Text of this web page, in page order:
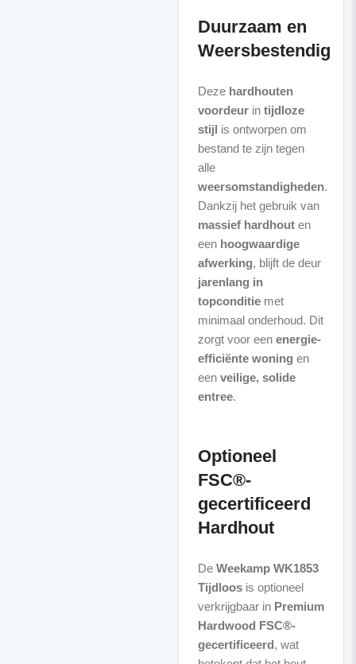
Duurzaam en
Weersbestendig
Deze hardhouten
voordeurin tijdloze
stijl is ontworpen om
bestand te zijn tegen
alle
weersomstandigheden.
Dankzij het gebruik van
massief hardhouten
een hoogwaardige
afwerking, blijft de deur
jarenlang in
topconditiemet
minimaal onderhoud. Dit
zorgt voor een energie-
efficiënte woning en
een veilige, solide
entree.
Optioneel
FSC®-
gecertificeerd
Hardhout
De Weekamp WK1853
Tijdloosis optioneel
verkrijgbaar in Premium
Hardwood FSC®-
gecertificeerd, wat